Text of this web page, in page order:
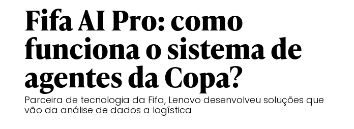
Fifa AI Pro: como
funciona o sistema de
agentes da Copa?
Parceira de tecnologia da Fifa, Lenovo desenvolveu soluções que
vão da análise de dados a logística